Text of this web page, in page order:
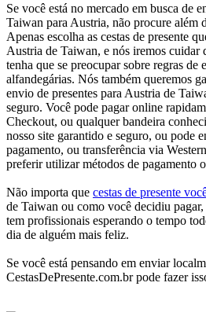
Se você está no mercado em busca de
Taiwan para Austria, não procure além
Apenas escolha as cestas de presente
Austria de Taiwan, e nós iremos cuidar
tenha que se preocupar sobre regras de
alfandegárias. Nós também queremos
envio de presentes para Austria de
seguro. Você pode pagar online
Checkout, ou qualquer bandeira
nosso site garantido e seguro, ou pode
pagamento, ou transferência via
preferir utilizar métodos de pagamento
Não importa que cestas de presente
de Taiwan ou como você decidiu
tem profissionais esperando o tempo
dia de alguém mais feliz.
Se você está pensando em enviar
CestasDePresente.com.br pode fazer